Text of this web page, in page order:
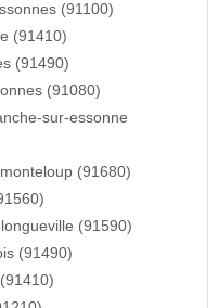
(91100)
(91410)
(91490)
(91080)
sur-essonne
(91680)
(91590)
(91490)